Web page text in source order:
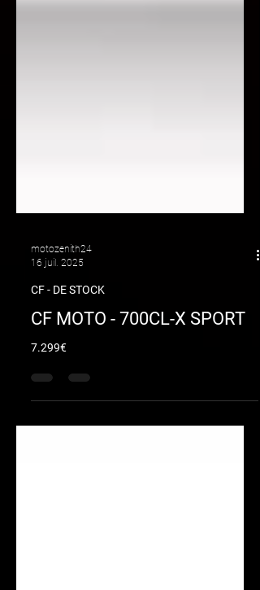
16 juil. 2025
CF - DE STOCK
CF MOTO - 700CL-X SPORT
7.299€